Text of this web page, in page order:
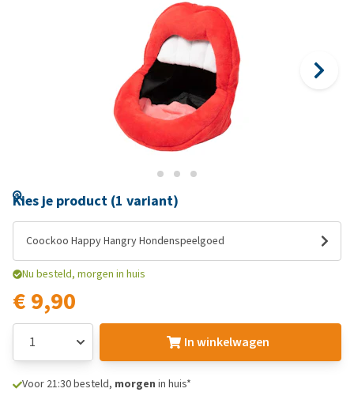
Kies je product (1 variant)
Coockoo Happy Hangry Hondenspeelgoed
Nu besteld, morgen in huis
€ 9,90
In winkelwagen
Voor 21:30 besteld, morgen in huis*